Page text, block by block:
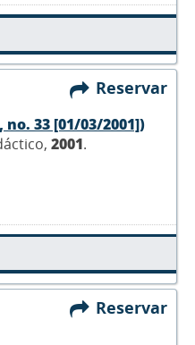
Reservar
33 [01/03/2001])
2001.
Reservar